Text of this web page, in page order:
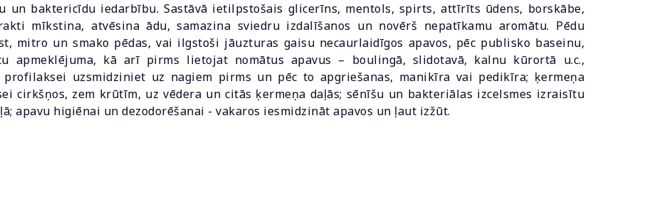
un baktericīdu iedarbību. Sastāvā ietilpstošais glicerīns, mentols, spirts, attīrīts ūdens, borskābe,
mīkstina, atvēsina ādu, samazina sviedru izdalīšanos un novērš nepatīkamu aromātu. Pēdu
mitro un smako pēdas, vai ilgstoši jāuzturas gaisu necaurlaidīgos apavos, pēc publisko baseinu,
apmeklējuma, kā arī pirms lietojat nomātus apavus – boulingā, slidotavā, kalnu kūrortā u.c.,
uzsmidziniet uz nagiem pirms un pēc to apgriešanas, manikīra vai pedikīra; ķermeņa
cirkšņos, zem krūtīm, uz vēdera un citās ķermeņa daļās; sēnīšu un bakteriālas izcelsmes izraisītu
apavu higiēnai un dezodorēšanai - vakaros iesmidzināt apavos un ļaut izžūt.